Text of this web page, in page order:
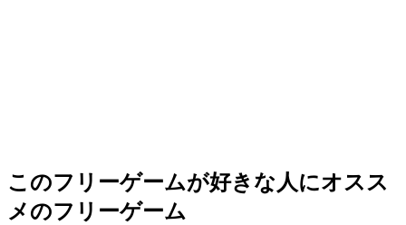
このフリーゲームが好きな人にオスス
メのフリーゲーム